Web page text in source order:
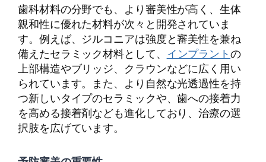
歯科材料の分野でも、より審美性が高く、生体
親和性に優れた材料が次々と開発されていま
す。例えば、ジルコニアは強度と審美性を兼ね
備えたセラミック材料として、 インプラントの
上部構造やブリッジ、クラウンなどに広く用い
られています。また、より自然な光透過性を持
つ新しいタイプのセラミックや、歯への接着力
を高める接着剤なども進化しており、治療の選
択肢を広げています。